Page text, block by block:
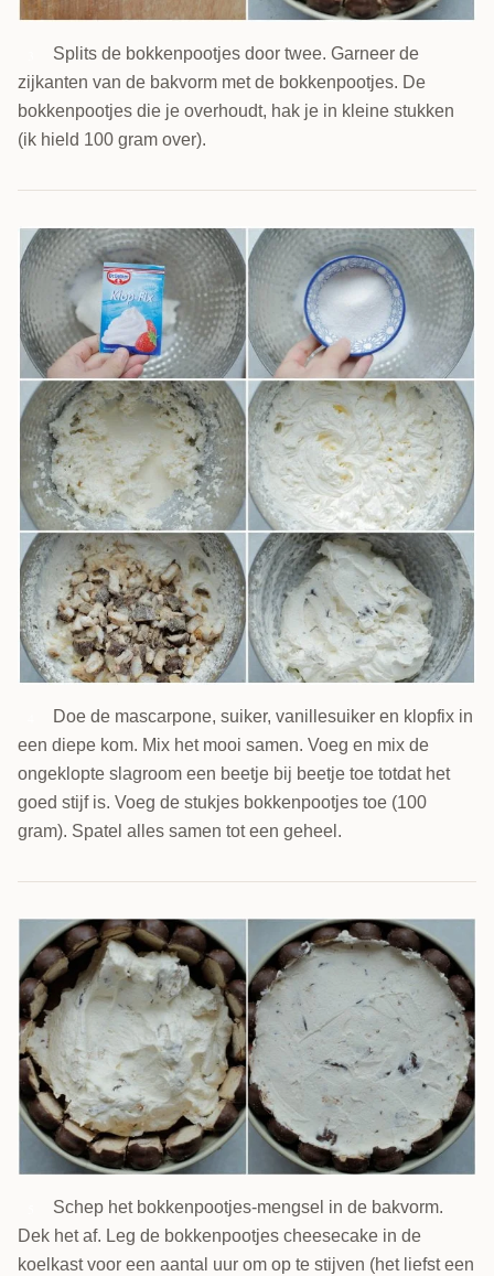
Splits de bokkenpootjes door twee. Garneer de
zijkanten van de bakvorm met de bokkenpootjes. De
bokkenpootjes die je overhoudt, hak je in kleine stukken
(ik hield 100 gram over).
Doe de mascarpone, suiker, vanillesuiker en klopfix in
een diepe kom. Mix het mooi samen. Voeg en mix de
ongeklopte slagroom een beetje bij beetje toe totdat het
goed stijf is. Voeg de stukjes bokkenpootjes toe (100
gram). Spatel alles samen tot een geheel.
Schep het bokkenpootjes-mengsel in de bakvorm.
Dek het af. Leg de bokkenpootjes cheesecake in de
koelkast voor een aantal uur om op te stijven (het liefst een